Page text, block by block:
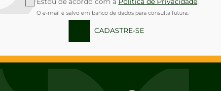
O e-mail é salvo em banco de dados para consulta futura.
CADASTRE-SE